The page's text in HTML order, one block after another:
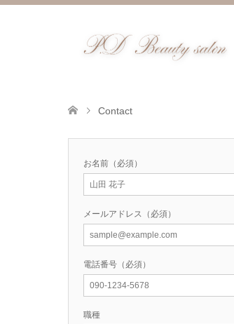
Contact
お名前（必須）
メールアドレス（必須）
電話番号（必須）
職種